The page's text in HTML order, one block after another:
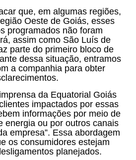
que, em algumas regiões,
Oeste de Goiás, esses
programados não foram
assim como São Luís de
parte do primeiro bloco de
dessa situação, entramos
a companhia para obter
da Equatorial Goiás
impactados por essas
informações por meio de
energia ou por outros canais
empresa”. Essa abordagem
os consumidores estejam
planejados.